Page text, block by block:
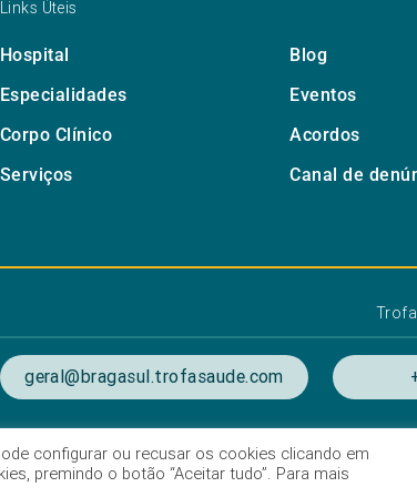
Links Úteis
Hospital Blog
Especialidades
Eventos
Corpo Clínico
Acordos
Serviços
Canal de
geral@bragasul.trofasaude.com
de utilização Listagem das Unidades
configurar ou recusar os cookies clicando em
premindo o botão “Aceitar tudo”. Para mais